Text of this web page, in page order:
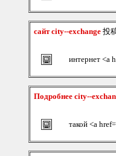
сайт city--exchange 投
интернет <a
Подробнее city--
такой <a